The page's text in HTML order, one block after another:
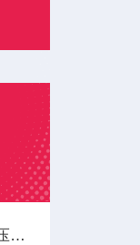
CPS-10离心式不锈钢热水增压循环泵主要构成模块功能的核心优势